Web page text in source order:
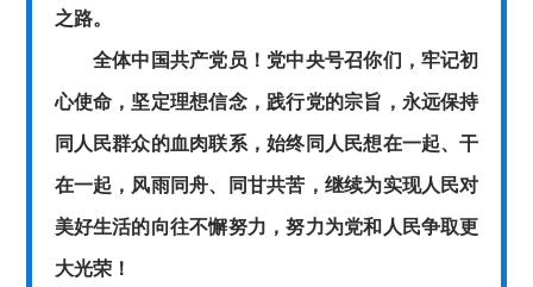
之路。
全体中国共产党员！党中央号召你们，牢记初
心使命，坚定理想信念，践行党的宗旨，永远保持
同人民群众的血肉联系，始终同人民想在一起、干
在一起，风雨同舟、同甘共苦，继续为实现人民对
美好生活的向往不懈努力，努力为党和人民争取更
大光荣！